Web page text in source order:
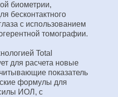
биометрии,
бесконтактного
с использованием
томографии.
Total
для расчета новые
показатель
формулы для
ИОЛ, с